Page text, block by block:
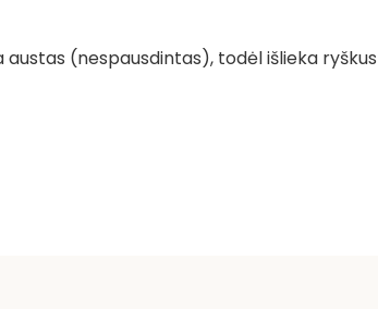
(nespausdintas), todėl išlieka